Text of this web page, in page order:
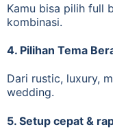
Kamu bisa pilih full
kombinasi.
4. Pilihan Tema
Dari rustic, luxury,
wedding.
5. Setup cepat &